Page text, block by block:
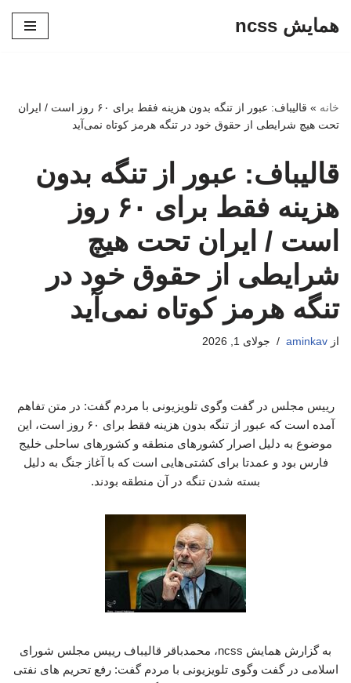
همایش ncss
خانه »
قالیباف: عبور از تنگه بدون هزینه فقط برای ۶۰ روز است / ایران
تحت هیچ شرایطی از حقوق خود در تنگه هرمز کوتاه نمی‌آید
قالیباف: عبور از تنگه بدون
هزینه فقط برای ۶۰ روز
است / ایران تحت هیچ
شرایطی از حقوق خود در
تنگه هرمز کوتاه نمی‌آید
از aminkav جولای 1, 2026
‏رییس مجلس در گفت وگوی تلویزیونی با مردم گفت:‏ در متن تفاهم
آمده است که عبور از تنگه بدون هزینه فقط برای ۶۰ روز است، این
موضوع به دلیل اصرار کشورهای منطقه و کشورهای ساحلی خلیج
فارس بود و عمدتا برای کشتی‌هایی است که با آغاز جنگ به دلیل
بسته شدن تنگه در آن منطقه بودند.
به گزارش همایش ncss، محمدباقر قالیباف رییس مجلس شورای
اسلامی در گفت وگوی تلویزیونی با مردم گفت: رفع تحریم های نفتی